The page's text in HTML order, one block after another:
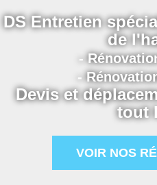
DS Entretien
de
-
-
Devis et
tout
VOIR NOS